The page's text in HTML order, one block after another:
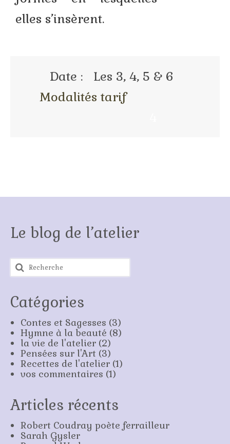
elles s’insèrent.
Date : Les 3, 4, 5 & 6
Modalités tarif
Le blog de l’atelier
Rechercher
:
Catégories
Contes et Sagesses (3)
Hymne à la beauté (8)
la vie de l'atelier (2)
Pensées sur l'Art (3)
Recettes de l'atelier (1)
vos commentaires (1)
Articles récents
Robert Coudray poète ferrailleur
Sarah Gysler